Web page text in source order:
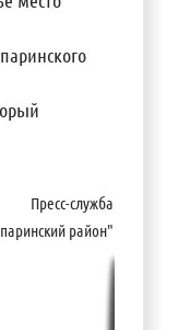
Пресс-служба
район"